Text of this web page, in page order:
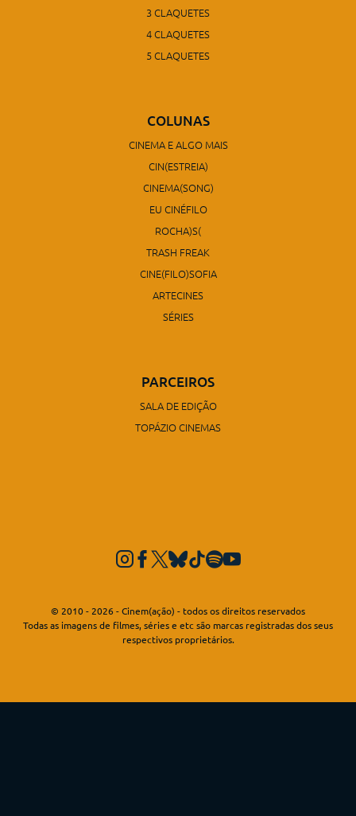
3 CLAQUETES
4 CLAQUETES
5 CLAQUETES
COLUNAS
CINEMA E ALGO MAIS
CIN(ESTREIA)
CINEMA(SONG)
EU CINÉFILO
ROCHA)S(
TRASH FREAK
CINE(FILO)SOFIA
ARTECINES
SÉRIES
PARCEIROS
SALA DE EDIÇÃO
TOPÁZIO CINEMAS
© 2010 - 2026 - Cinem(ação) - todos os direitos reservados
Todas as imagens de filmes, séries e etc são marcas registradas dos seus
respectivos proprietários.